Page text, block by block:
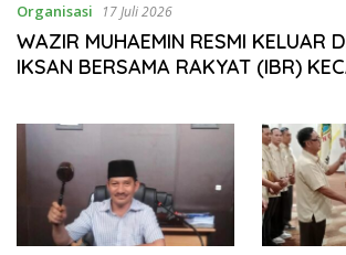
Organisasi 17 Juli 2026
WAZIR MUHAEMIN RESMI KELUAR
IKSAN BERSAMA RAKYAT (IBR)